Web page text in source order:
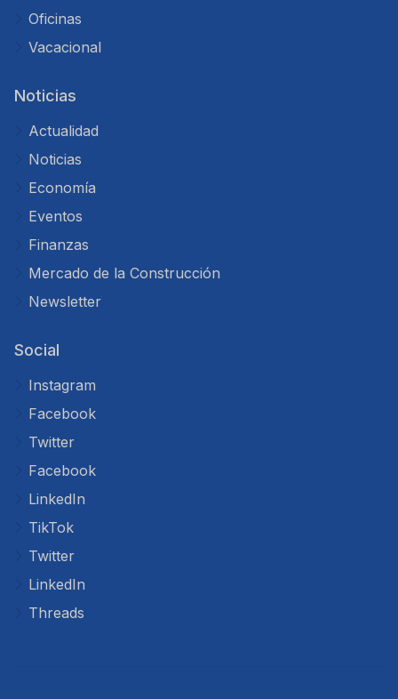
Oficinas
Vacacional
Noticias
Actualidad
Noticias
Economía
Eventos
Finanzas
Mercado de la Construcción
Newsletter
Social
Instagram
Facebook
Twitter
Facebook
LinkedIn
TikTok
Twitter
LinkedIn
Threads